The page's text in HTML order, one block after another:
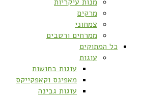
מרקים
צמחוני
ממרחים ורטבים
כל המתוקים
עוגות
עוגות בחושות
מאפינס וקאפקייקס
עוגות גבינה